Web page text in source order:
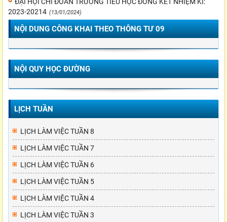
ĐẠI HỘI CHI ĐOÀN TRƯỜNG TIỂU HỌC ĐÔNG KẾT NHIỆM KÌ:
2023-20214 (13/01/2024)
NỘI DUNG CÔNG KHAI THEO THÔNG TƯ 09
NỘI QUY HỌC ĐƯỜNG
LỊCH TUẦN
LỊCH LÀM VIỆC TUẦN 8
LỊCH LÀM VIỆC TUẦN 7
LỊCH LÀM VIỆC TUẦN 6
LỊCH LÀM VIỆC TUẦN 5
LỊCH LÀM VIỆC TUẦN 4
LỊCH LÀM VIỆC TUẦN 3